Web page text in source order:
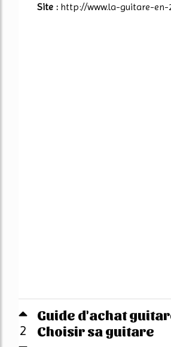
Site : http://www.la-guitare-en-
2
Guide d'achat
Choisir sa guitare